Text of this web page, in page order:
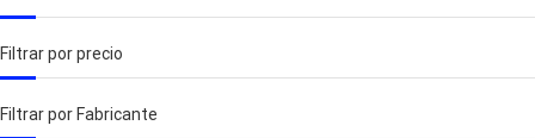
Filtrar por precio
Filtrar por Fabricante